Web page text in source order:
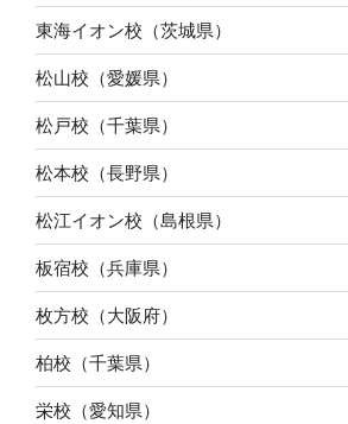
東海イオン校（茨城県）
松山校（愛媛県）
松戸校（千葉県）
松本校（長野県）
松江イオン校（島根県）
板宿校（兵庫県）
枚方校（大阪府）
柏校（千葉県）
栄校（愛知県）